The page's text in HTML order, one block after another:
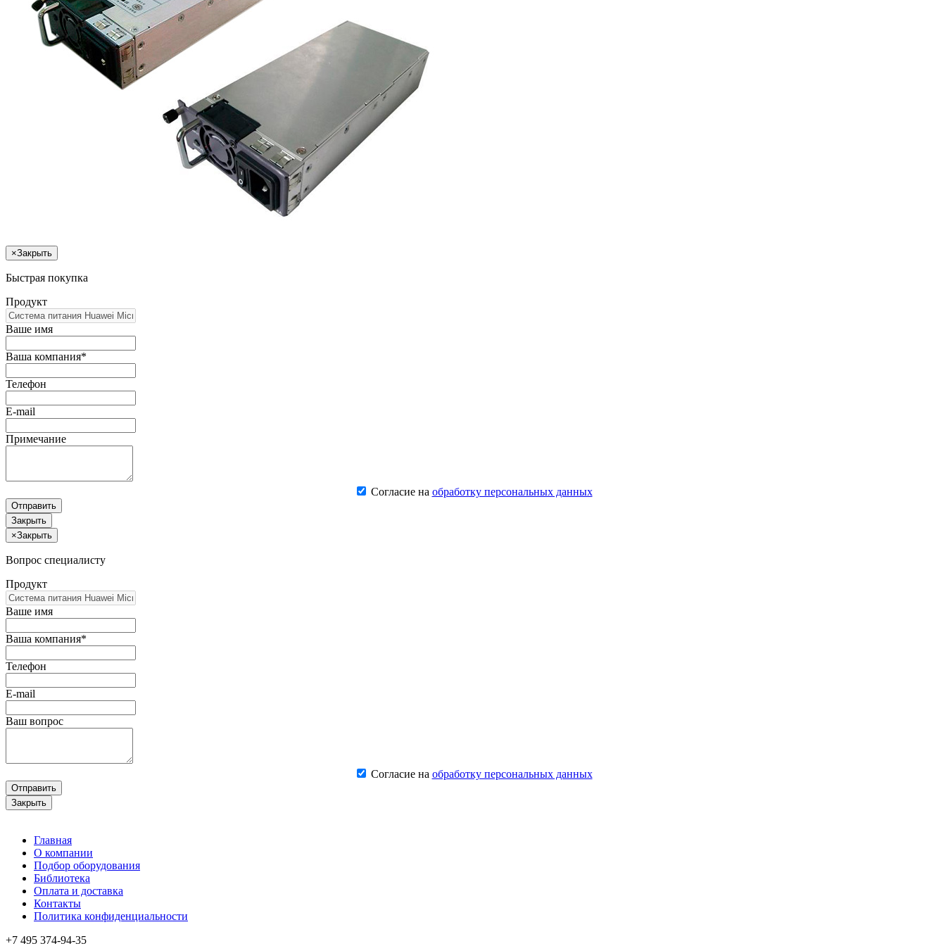
×Закрыть
Быстрая покупка
Продукт
Ваше имя
Ваша компания*
Телефон
E-mail
Примечание
Согласие на обработку персональных данных
Отправить
Закрыть
×Закрыть
Вопрос специалисту
Продукт
Ваше имя
Ваша компания*
Телефон
E-mail
Ваш вопрос
Согласие на обработку персональных данных
Отправить
Закрыть
Главная
О компании
Подбор оборудования
Библиотека
Оплата и доставка
Контакты
Политика конфиденциальности
+7 495 374-94-35